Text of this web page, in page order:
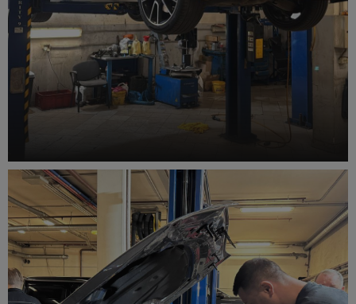
Комплексная диагностика